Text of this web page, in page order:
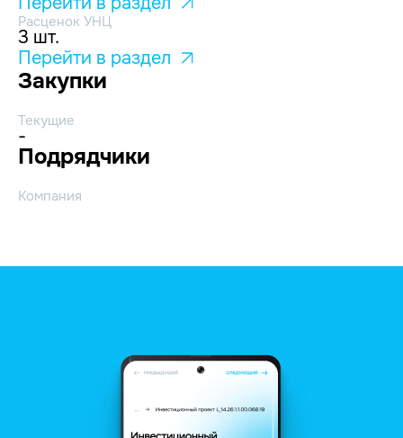
Расценок УНЦ
3 шт.
Перейти в раздел
Закупки
Текущие
-
Подрядчики
Компания